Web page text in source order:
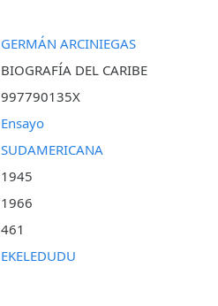
GERMÁN ARCINIEGAS
BIOGRAFÍA DEL CARIBE
997790135X
Ensayo
SUDAMERICANA
1945
1966
461
EKELEDUDU